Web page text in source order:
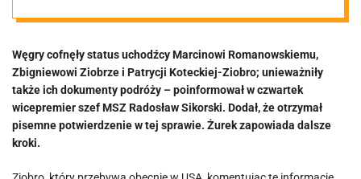
mu, Ziobrze i
jego żonie
Węgry cofnęły status uchodźcy Marcinowi Romanowskiemu,
Zbigniewowi Ziobrze i Patrycji Koteckiej-Ziobro; unieważniły
także ich dokumenty podróży – poinformował w czwartek
wicepremier szef MSZ Radosław Sikorski. Dodał, że otrzymał
pisemne potwierdzenie w tej sprawie. Żurek zapowiada dalsze
kroki.